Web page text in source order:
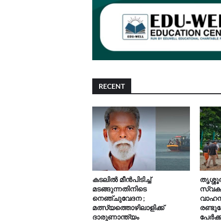
RECENT
കടലിൽ മീൻപിടിച്ച്
മടങ്ങുന്നതിനിടെ
നെഞ്ചുവേദന ;
മത്സ്യത്തൊഴിലാളിക്ക്
ദാരുണാന്ത്യം